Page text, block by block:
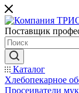
Поставщик
Каталог
Хлебопекарное
Просеиватели